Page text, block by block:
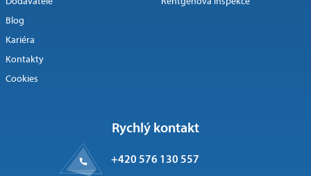
Blog
Kariéra
Kontakty
Cookies
Rychlý kontakt
+420 576 130 557